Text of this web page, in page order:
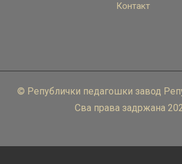
Контакт
© Републички педагошки завод
Сва права задржана